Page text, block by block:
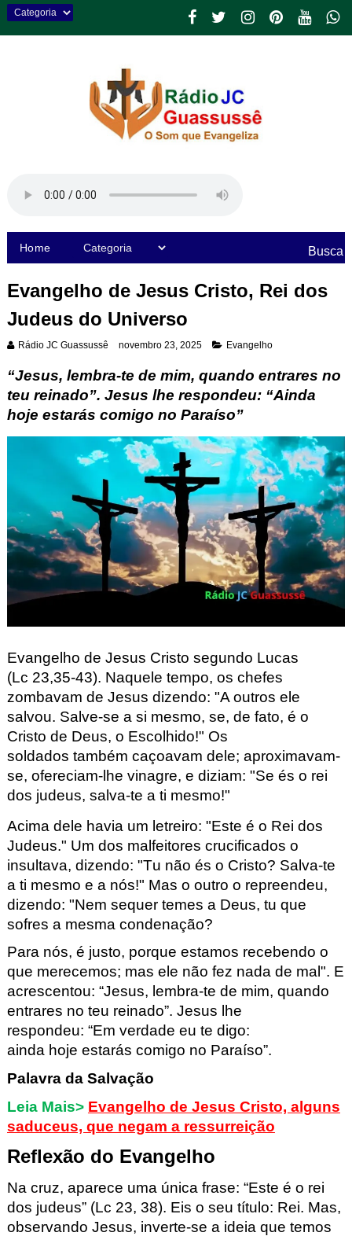
Home Busca
Evangelho de Jesus Cristo, Rei dos
Judeus do Universo
Rádio JC Guassussê novembro 23, 2025 Evangelho
“Jesus, lembra-te de mim, quando entrares no
teu reinado”. Jesus lhe respondeu: “Ainda
hoje estarás comigo no Paraíso”
Evangelho de Jesus Cristo segundo Lucas
(Lc 23,35-43). Naquele tempo, os chefes
zombavam de Jesus dizendo: "A outros ele
salvou. Salve-se a si mesmo, se, de fato, é o
Cristo de Deus, o Escolhido!" Os
soldados também caçoavam dele; aproximavam-
se, ofereciam-lhe vinagre, e diziam: "Se és o rei
dos judeus, salva-te a ti mesmo!"
Acima dele havia um letreiro: "Este é o Rei dos
Judeus." Um dos malfeitores crucificados o
insultava, dizendo: "Tu não és o Cristo? Salva-te
a ti mesmo e a nós!" Mas o outro o repreendeu,
dizendo: "Nem sequer temes a Deus, tu que
sofres a mesma condenação?
Para nós, é justo, porque estamos recebendo o
que merecemos; mas ele não fez nada de mal". E
acrescentou: “Jesus, lembra-te de mim, quando
entrares no teu reinado”. Jesus lhe
respondeu: “Em verdade eu te digo:
ainda hoje estarás comigo no Paraíso”.
Palavra da Salvação
Leia Mais> Evangelho de Jesus Cristo, alguns
saduceus, que negam a ressurreição
Reflexão do Evangelho
Na cruz, aparece uma única frase: “Este é o rei
dos judeus”(Lc 23, 38). Eis o seu título: Rei. Mas,
observando Jesus, inverte-se a ideia que temos